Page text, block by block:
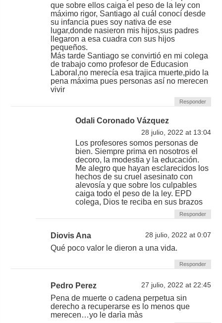
que sobre ellos caiga el peso de la ley con
máximo rigor, Santiago al cuál conocí desde
su infancia pues soy nativa de ese
lugar,donde nasieron mis hijos,sus padres
llegaron a esa cuadra con sus hijos
pequeños.
Más tarde Santiago se convirtió en mi colega
de trabajo como profesor de Educasion
Laboral,no merecía esa trajica muerte,pido la
pena máxima pues personas así no merecen
vivir
Responder
Odali Coronado Vázquez
28 julio, 2022 at 13:04
Los profesores somos personas de
bien. Siempre prima en nosotros el
decoro, la modestia y la educación.
Me alegro que hayan esclarecidos los
hechos de su cruel asesinato con
alevosía y que sobre los culpables
caiga todo el peso de la ley. EPD
colega, Dios te reciba en sus brazos
Responder
Diovis Ana 28 julio, 2022 at 0:07
Qué poco valor le dieron a una vida.
Responder
Pedro Perez 27 julio, 2022 at 22:45
Pena de muerte o cadena perpetua sin
derecho a recuperarse es lo menos que
merecen…yo le darìa màs